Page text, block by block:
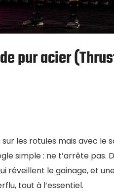
pur acier
les rotules mais avec le
simple : ne t’arrête pas.
réveillent le gainage, et
tout à l’essentiel.